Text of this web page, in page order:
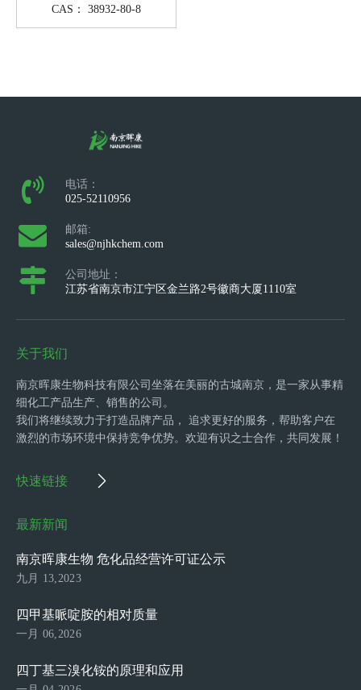
CAS：
38932-80-8
电话：
025-52110956
邮箱:
sales@njhkchem.com
公司地址：
江苏省南京市江宁区金兰路2号徽商大厦1110室
关于我们
南京晖康生物科技有限公司坐落在美丽的古城南京，是一家从事精
细化工产品生产、销售的公司。
我们将继续致力于打造品牌产品， 追求更好的服务，帮助客户在
激烈的市场环境中保持竞争优势。欢迎有识之士合作，共同发展！
快速链接
最新新闻
南京晖康生物 危化品经营许可证公示
九月 13,2023
四甲基哌啶胺的相对质量
一月 06,2026
四丁基三溴化铵的原理和应用